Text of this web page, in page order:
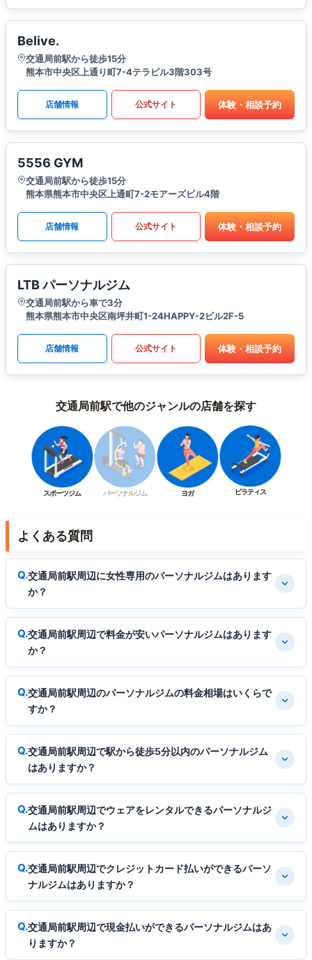
Belive.
交通局前駅から徒歩15分
熊本市中央区上通り町7-4テラビル3階303号
店舗情報 公式サイト 体験・相談予約
5556 GYM
交通局前駅から徒歩15分
熊本県熊本市中央区上通町7-2モアーズビル4階
店舗情報 公式サイト 体験・相談予約
LTB パーソナルジム
交通局前駅から車で3分
熊本県熊本市中央区南坪井町1-24HAPPY-2ビル2F-5
店舗情報 公式サイト 体験・相談予約
交通局前駅で他のジャンルの店舗を探す
スポーツジム パーソナルジム ヨガ ピラティス
よくある質問
交通局前駅周辺に女性専用のパーソナルジムはあります
か？
交通局前駅周辺で料金が安いパーソナルジムはあります
か？
交通局前駅周辺のパーソナルジムの料金相場はいくらで
すか？
交通局前駅周辺で駅から徒歩5分以内のパーソナルジム
はありますか？
交通局前駅周辺でウェアをレンタルできるパーソナルジ
ムはありますか？
交通局前駅周辺でクレジットカード払いができるパーソ
ナルジムはありますか？
交通局前駅周辺で現金払いができるパーソナルジムはあ
りますか？